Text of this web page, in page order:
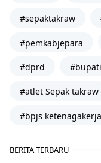
#sepaktakraw
#pemkabjepara
#dprd
#atlet Sepak takraw
#bpjs
BERITA TERBARU